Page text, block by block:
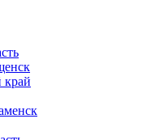
край